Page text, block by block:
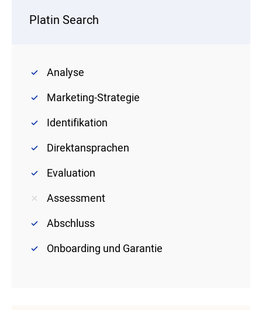
Platin Search
Analyse
Marketing-Strategie
Identifikation
Direktansprachen
Evaluation
Assessment
Abschluss
Onboarding und Garantie